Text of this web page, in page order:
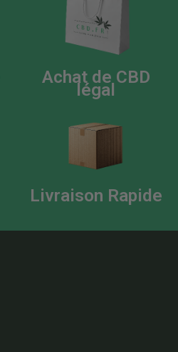
Achat de CBD
légal
Livraison Rapide